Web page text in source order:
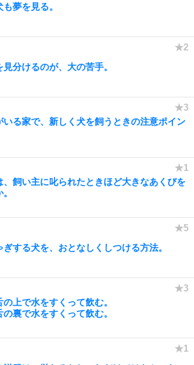
夢を見る。
分けるのが、大の苦手。
いる家で、新しく犬を飼うときの注意ポイン
、飼い主に叱られたときほど大きなあくびを
ぎする犬を、おとなしくしつける方法。
上で水をすくって飲む。
裏で水をすくって飲む。